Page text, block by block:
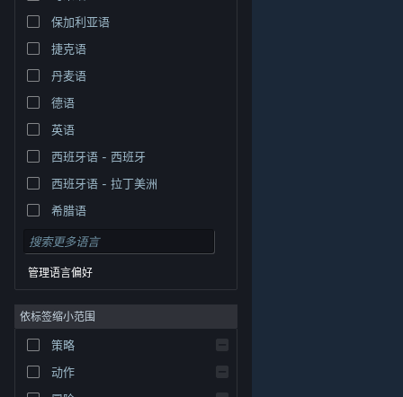
© Valve Corporation。保留所有权利。所有商标均为其在
律信息| 无障碍
保加利亚语
捷克语
丹麦语
德语
英语
西班牙语 - 西班牙
西班牙语 - 拉丁美洲
希腊语
管理语言偏好
依标签缩小范围
策略
动作